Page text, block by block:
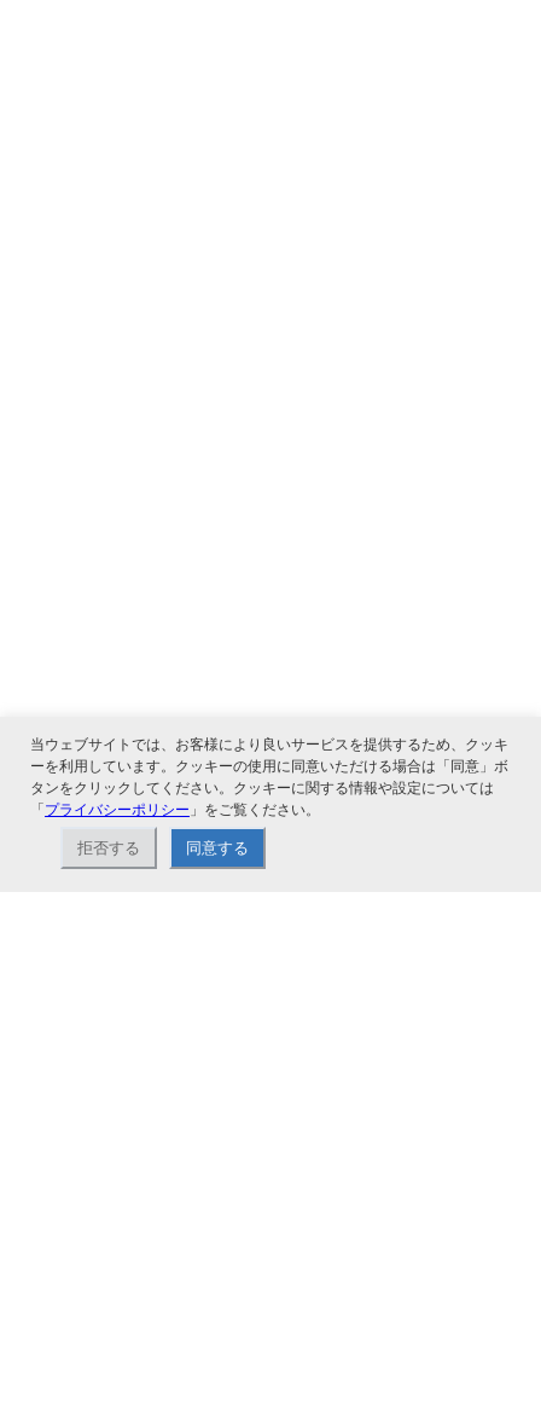
関連サービス
当ウェブサイトでは、お客様により良いサービスを提供するため、クッキ
ーを利用しています。クッキーの使用に同意いただける場合は「同意」ボ
タンをクリックしてください。クッキーに関する情報や設定については
「プライバシーポリシー 」をご覧ください。
拒否する 同意する